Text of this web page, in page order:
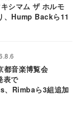
シマム ザ ホルモ
、Hump Backら11
都音楽博覧会
表で
Rimbaら3組追加